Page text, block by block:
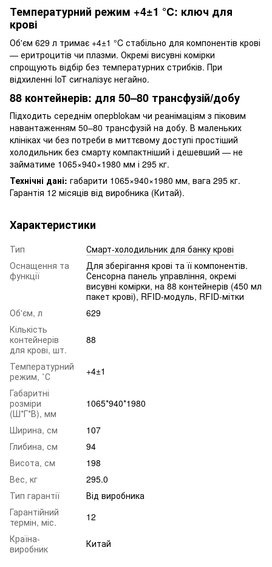
Температурний режим +4±1 °C: ключ для
крові
Об'єм 629 л тримає +4±1 °C стабільно для компонентів крові
— еритроцитів чи плазми. Окремі висувні комірки
спрощують відбір без температурних стрибків. При
відхиленні IoT сигналізує негайно.
88 контейнерів: для 50–80 трансфузій/добу
Підходить середнім оперblokам чи реанімаціям з піковим
навантаженням 50–80 трансфузій на добу. В маленьких
клініках чи без потреби в миттєвому доступі простіший
холодильник без смарту компактніший і дешевший — не
займатиме 1065×940×1980 мм і 295 кг.
Технічні дані: габарити 1065×940×1980 мм, вага 295 кг.
Гарантія 12 місяців від виробника (Китай).
Характеристики
Тип
Смарт-холодильник для банку крові
Оснащення та
функції
Для зберігання крові та її компонентів.
Сенсорна панель управління, окремі
висувні комірки, на 88 контейнерів (450 мл
пакет крові), RFID-модуль, RFID-мітки
Об'єм, л
629
Кількість
контейнерів
для крові, шт.
88
Температурний
режим, ˚С
+4±1
Габаритні
розміри
(Ш*Г*В), мм
1065*940*1980
Ширина, см
107
Глибина, см
94
Висота, см
198
Вес, кг
295.0
Тип гарантії
Від виробника
Гарантійний
термін, міс.
12
Країна-
виробник
Китай